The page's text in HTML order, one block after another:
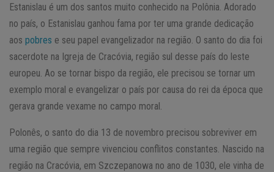
Estanislau é um dos santos muito conhecido na Polônia. Adorado
no país, o Estanislau ganhou fama por ter uma grande dedicação
aos pobres e seu papel evangelizador na região. O santo do dia foi
sacerdote na Igreja de Cracóvia, região sul desse país do leste
europeu. Ao se tornar bispo da região, ele precisou se tornar um
exemplo moral e evangelizar o país por causa do rei da época que
gerava grande vexame no campo moral.
Polonês, o santo do dia 13 de novembro precisou sobreviver em
uma região que sempre vivenciou conflitos constantes. Nascido na
região na Cracóvia, em Szczepanowa no ano de 1030, ele vinha de